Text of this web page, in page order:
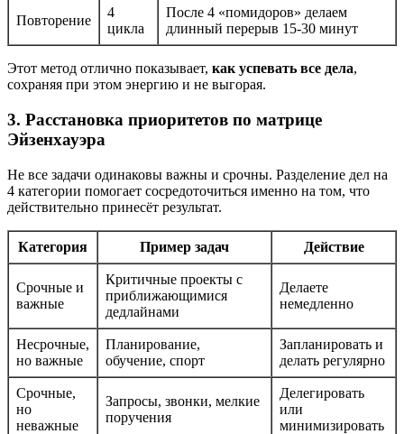
Повторение
4
цикла
После 4 «помидоров» делаем
длинный перерыв 15-30 минут
Этот метод отлично показывает, как успевать все дела,
сохраняя при этом энергию и не выгорая.
3. Расстановка приоритетов по матрице
Эйзенхауэра
Не все задачи одинаковы важны и срочны. Разделение дел на
4 категории помогает сосредоточиться именно на том, что
действительно принесёт результат.
Категория Пример задач Действие
Срочные и
важные
Критичные проекты с
приближающимися
дедлайнами
Делаете
немедленно
Несрочные,
но важные
Планирование,
обучение, спорт
Запланировать и
делать регулярно
Срочные,
но
неважные
Запросы, звонки, мелкие
поручения
Делегировать
или
минимизировать